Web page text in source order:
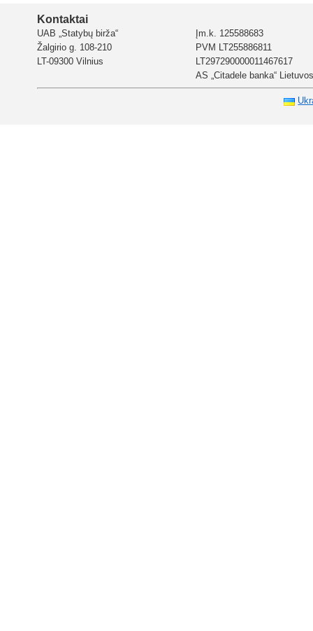
Kontaktai
UAB „Statybų birža“
Žalgirio g. 108-210
LT-09300 Vilnius
Įm.k. 125588683
PVM LT255886811
LT297290000011467617
AS „Citadele banka“